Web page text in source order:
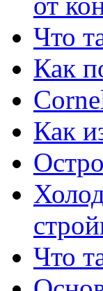
Что
Как
Как
Что